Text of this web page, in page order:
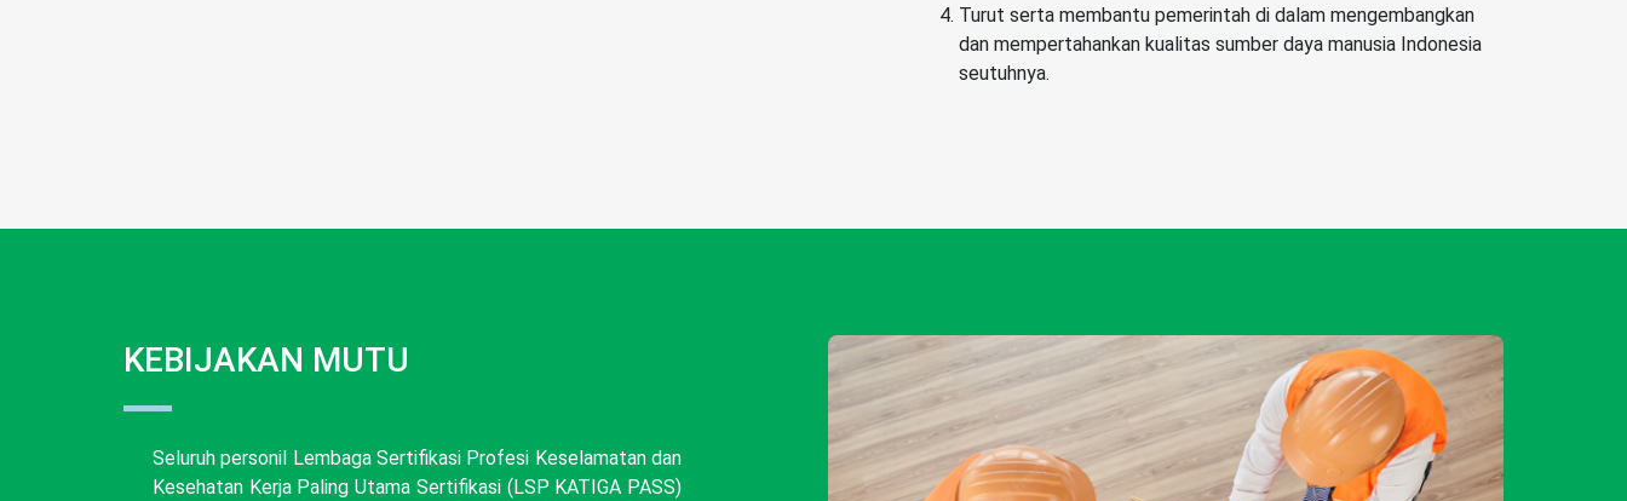
Turut serta membantu pemerintah di dalam mengembangkan
dan mempertahankan kualitas sumber daya manusia Indonesia
seutuhnya.
KEBIJAKAN MUTU
Seluruh personil Lembaga Sertifikasi Profesi Keselamatan dan
Kesehatan Kerja Paling Utama Sertifikasi (LSP KATIGA PASS)